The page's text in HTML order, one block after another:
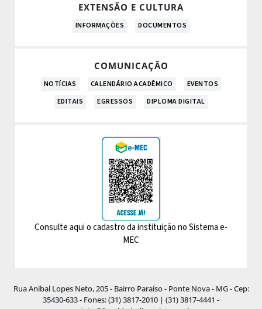
EXTENSÃO E CULTURA
INFORMAÇÕES DOCUMENTOS
COMUNICAÇÃO
NOTÍCIAS CALENDÁRIO ACADÊMICO
EVENTOS
EDITAIS
EGRESSOS DIPLOMA DIGITAL
Consulte aqui o cadastro da instituição no Sistema e-
MEC
Rua Anibal Lopes Neto, 205 - Bairro Paraíso - Ponte Nova - MG - Cep:
35430-633 - Fones: (31) 3817-2010 | (31) 3817-4441 -